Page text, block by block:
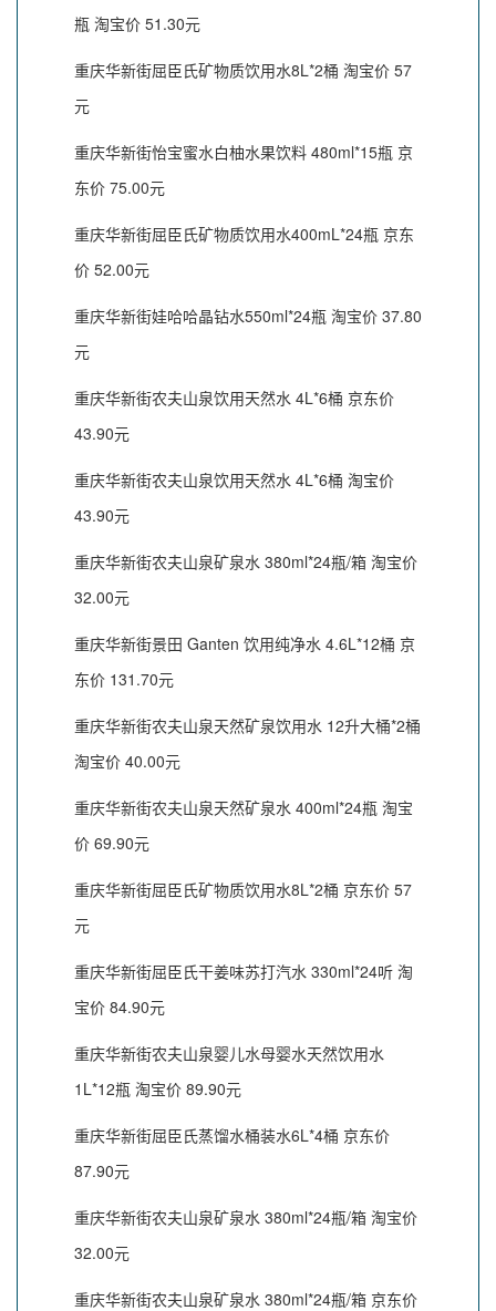
瓶 淘宝价 51.30元
重庆华新街屈臣氏矿物质饮用水8L*2桶 淘宝价 57
元
重庆华新街怡宝蜜水白柚水果饮料 480ml*15瓶 京
东价 75.00元
重庆华新街屈臣氏矿物质饮用水400mL*24瓶 京东
价 52.00元
重庆华新街娃哈哈晶钻水550ml*24瓶 淘宝价 37.80
元
重庆华新街农夫山泉饮用天然水 4L*6桶 京东价
43.90元
重庆华新街农夫山泉饮用天然水 4L*6桶 淘宝价
43.90元
重庆华新街农夫山泉矿泉水 380ml*24瓶/箱 淘宝价
32.00元
重庆华新街景田 Ganten 饮用纯净水 4.6L*12桶 京
东价 131.70元
重庆华新街农夫山泉天然矿泉饮用水 12升大桶*2桶
淘宝价 40.00元
重庆华新街农夫山泉天然矿泉水 400ml*24瓶 淘宝
价 69.90元
重庆华新街屈臣氏矿物质饮用水8L*2桶 京东价 57
元
重庆华新街屈臣氏干姜味苏打汽水 330ml*24听 淘
宝价 84.90元
重庆华新街农夫山泉婴儿水母婴水天然饮用水
1L*12瓶 淘宝价 89.90元
重庆华新街屈臣氏蒸馏水桶装水6L*4桶 京东价
87.90元
重庆华新街农夫山泉矿泉水 380ml*24瓶/箱 淘宝价
32.00元
重庆华新街农夫山泉矿泉水 380ml*24瓶/箱 京东价